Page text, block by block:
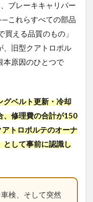
ブレーキキャリパー
これらすべての部品
える品質のもの」
、旧型クアトロポル
本原因のひとつで
グベルト更新・冷却
、修理費の合計が150
トロポルテのオーナ
として事前に認識し
検、そして突然